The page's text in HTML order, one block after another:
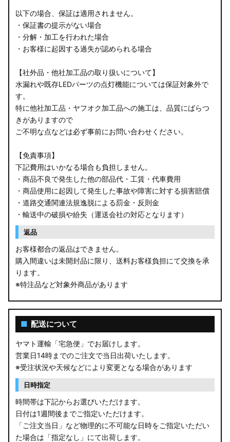
GK1W/GK9W エクリプスクロス
CV1W デリカD:5
B34A/B35A/B37A/B38A デリカミニ
B34W/B35W/B37W/B38W ekクロススペース
B34W/B35W/B37W/B38W ekクロス
KG CX-8
GU クロストレック
GU インプレッサ
VN5 VNH レヴォーグ / レイバック
ZD8 BRZ
ZC6 BRZ
URJ201 LX570
AGL10W RX450h
USF/UVF4# LS600h
JF5/6 N-BOX カスタム
MK94S/MK54S スペーシア / カスタム
ZCEDS/ZDEDS/ZCDDS/ZDDDS スイフト
AZSH36W/AZSH37W クラウンスポーツ
以下の場合、保証は適用されません。
・保証書の提示がない場合
・分解・加工を行われた場合
・お客様に起因する過失が認められる場合
【社外品・他社加工品の取り扱いについて】
水漏れや既存LEDパーツの点灯機能については保証対象外で
す。
特に他社加工品・ヤフオク加工品への施工は、品質にばらつ
きがありますので
ご不明な点などは必ず事前にお問い合わせください。
【免責事項】
下記費用はいかなる場合も負担しません。
・商品不良で発生した他の部品代・工賃・代車費用
・商品使用に起因して発生した事故や障害に対する損害賠償
・道路交通関連法規逸脱による罰金・反則金
・輸送中の破損や紛失（運送会社の対応となります）
返品
お客様都合の返品はできません。
購入間違いは未開封品に限り、送料お客様負担にて交換を承
ります。
※特注品など対象外商品があります
■ 配送について
ヤマト運輸「宅急便」でお届けします。
営業日14時までのご注文で当日出荷いたします。
※受注状況や天候などにより変更となる場合があります
日時指定
時間帯は下記からお選びいただけます。
日付は1週間後までご指定いただけます。
「ご注文当日」など物理的に不可能な日時をご指定いただい
た場合は「指定なし」にて出荷します。